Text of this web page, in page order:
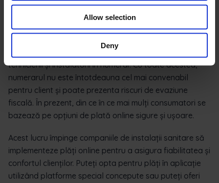
Allow selection
Deny
de-a face cu instalații mari.
8. Plăți online
Nu este un secret faptul că mulți clienți plătesc
tehnicienii și instalatorii în numerar. Cu toate acestea,
numerarul nu este întotdeauna cel mai convenabil
pentru client și poate prezenta riscuri de evaziune
fiscală. În prezent, din ce în ce mai mulți consumatori se
bazează pe opțiuni de plată online sigure și ușoare.
Acest lucru împinge companiile de instalații sanitare să
implementeze plăți online pentru a asigura fiabilitatea și
confortul clienților. Puteți opta pentru plăți în aplicație
utilizând platforme special concepute sau puteți oferi